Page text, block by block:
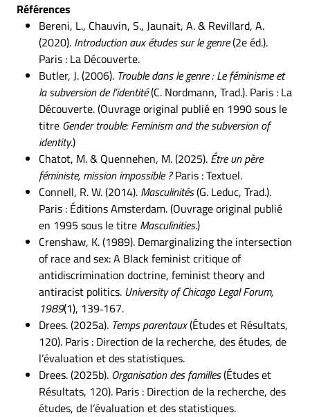
Références
Bereni, L., Chauvin, S., Jaunait, A. & Revillard, A.
(2020). Introduction aux études sur le genre(2e éd.).
Paris : La Découverte.
Butler, J. (2006). Trouble dans le genre : Le féminisme et
la subversion de l’identité(C. Nordmann, Trad.). Paris : La
Découverte. (Ouvrage original publié en 1990 sous le
titre Gender trouble: Feminism and the subversion of
identity.)
Chatot, M. & Quennehen, M. (2025). Être un père
féministe, mission impossible ?Paris : Textuel.
Connell, R. W. (2014). Masculinités(G. Leduc, Trad.).
Paris : Éditions Amsterdam. (Ouvrage original publié
en 1995 sous le titre Masculinities.)
Crenshaw, K. (1989). Demarginalizing the intersection
of race and sex: A Black feminist critique of
antidiscrimination doctrine, feminist theory and
antiracist politics. University of Chicago Legal Forum,
1989(1), 139‑167.
Drees. (2025a). Temps parentaux(Études et Résultats,
120). Paris : Direction de la recherche, des études, de
l’évaluation et des statistiques.
Drees. (2025b). Organisation des familles(Études et
Résultats, 120). Paris : Direction de la recherche, des
études, de l’évaluation et des statistiques.